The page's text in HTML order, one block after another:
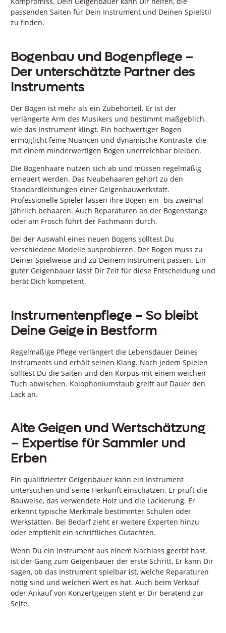
passenden Saiten für Dein Instrument und Deinen Spielstil
zu finden.
Bogenbau und Bogenpflege –
Der unterschätzte Partner des
Instruments
Der Bogen ist mehr als ein Zubehörteil. Er ist der
verlängerte Arm des Musikers und bestimmt maßgeblich,
wie das Instrument klingt. Ein hochwertiger Bogen
ermöglicht feine Nuancen und dynamische Kontraste, die
mit einem minderwertigen Bogen unerreichbar bleiben.
Die Bogenhaare nutzen sich ab und müssen regelmäßig
erneuert werden. Das Neubehaaren gehört zu den
Standardleistungen einer Geigenbauwerkstatt.
Professionelle Spieler lassen ihre Bögen ein- bis zweimal
jährlich behaaren. Auch Reparaturen an der Bogenstange
oder am Frosch führt der Fachmann durch.
Bei der Auswahl eines neuen Bogens solltest Du
verschiedene Modelle ausprobieren. Der Bogen muss zu
Deiner Spielweise und zu Deinem Instrument passen. Ein
guter Geigenbauer lässt Dir Zeit für diese Entscheidung und
berät Dich kompetent.
Instrumentenpflege – So bleibt
Deine Geige in Bestform
Regelmäßige Pflege verlängert die Lebensdauer Deines
Instruments und erhält seinen Klang. Nach jedem Spielen
solltest Du die Saiten und den Korpus mit einem weichen
Tuch abwischen. Kolophoniumstaub greift auf Dauer den
Lack an.
Alte Geigen und Wertschätzung
– Expertise für Sammler und
Erben
Ein qualifizierter Geigenbauer kann ein Instrument
untersuchen und seine Herkunft einschätzen. Er prüft die
Bauweise, das verwendete Holz und die Lackierung. Er
erkennt typische Merkmale bestimmter Schulen oder
Werkstätten. Bei Bedarf zieht er weitere Experten hinzu
oder empfiehlt ein schriftliches Gutachten.
Wenn Du ein Instrument aus einem Nachlass geerbt hast,
ist der Gang zum Geigenbauer der erste Schritt. Er kann Dir
sagen, ob das Instrument spielbar ist, welche Reparaturen
nötig sind und welchen Wert es hat. Auch beim Verkauf
oder Ankauf von Konzertgeigen steht er Dir beratend zur
Seite.